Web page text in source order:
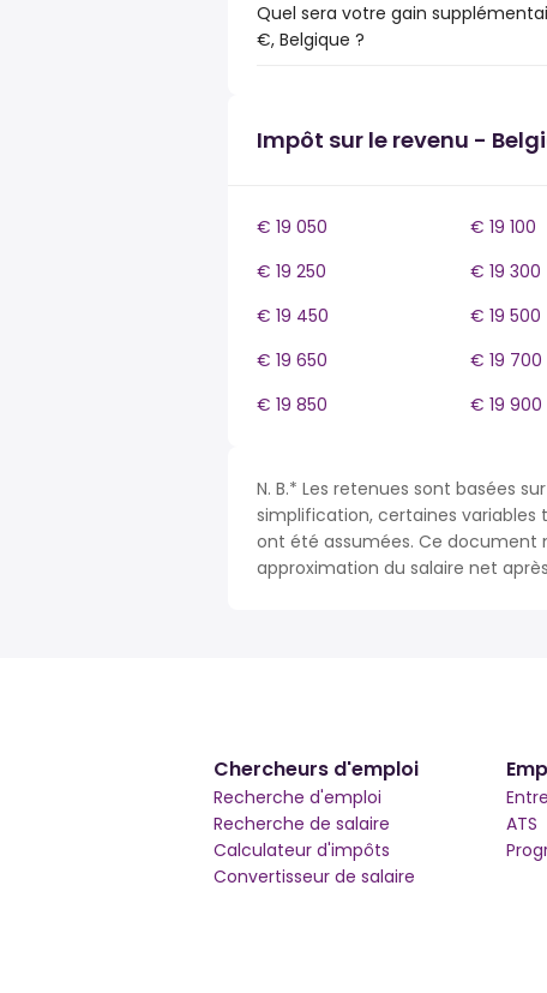
Quel sera votre gain
€, Belgique ?
Impôt sur le revenu -
€ 19 050 € 19 100
€ 19 250
€ 19 300
€ 19 450
€ 19 500
€ 19 650
€ 19 700
€ 19 850
€ 19 900
N. B.* Les retenues sont basées
simplification, certaines
ont été assumées. Ce document
approximation du salaire net
Chercheurs d'emploi
Recherche d'emploi
Recherche de salaire
Calculateur d'impôts
Convertisseur de salaire
ATS